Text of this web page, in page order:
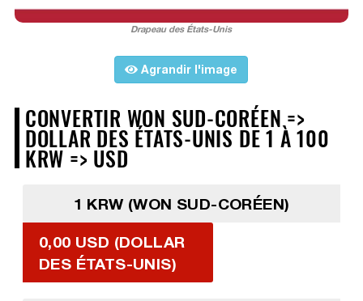
Drapeau des États-Unis
Agrandir l'image
CONVERTIR WON SUD-CORÉEN =>
DOLLAR DES ÉTATS-UNIS DE 1 À 100
KRW => USD
1 KRW (WON SUD-CORÉEN)
0,00 USD (DOLLAR
DES ÉTATS-UNIS)